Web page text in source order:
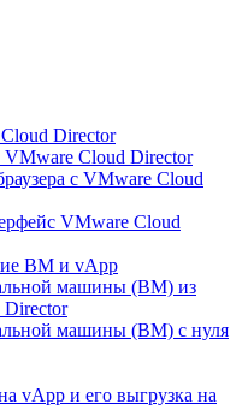
Director
VMware Cloud Director
с VMware Cloud
VMware Cloud
ВМ и vApp
машины (ВМ) из
Director
машины (ВМ) с нуля
vApp и его выгрузка на